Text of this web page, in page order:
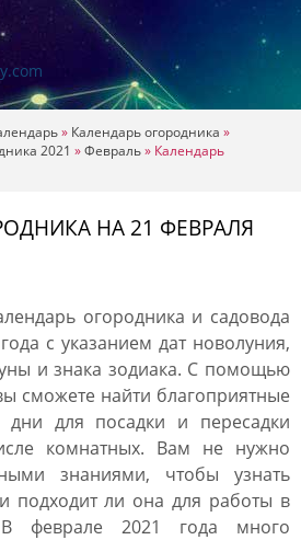
» Календарь огородника »
2021 »Февраль» Календарь
НА 21 ФЕВРАЛЯ
огородника и садовода
с указанием дат новолуния,
и знака зодиака. С помощью
сможете найти благоприятные
дни для посадки и пересадки
комнатных. Вам не нужно
знаниями, чтобы узнать
подходит ли она для работы в
феврале 2021 года много